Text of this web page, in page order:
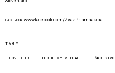
FACEBOOK www.facebook.com/Zvaz.Priama.akcia
TAGY
COVID-19 PROBLÉMY V PRÁCI ŠKOLSTVO